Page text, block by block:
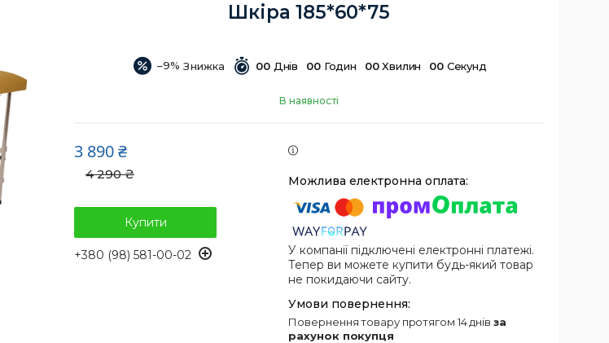
Шкіра 185*60*75
–9% 00 Днів 00 Годин 00 Хвилин 00 Секунд
В наявності
4 290 ₴
3 890 ₴
Купити
+380 (98) 581-00-02
У компанії підключені електронні платежі.
Тепер ви можете купити будь-який товар
не покидаючи сайту.
повернення товару протягом 14 днів за
рахунок покупця